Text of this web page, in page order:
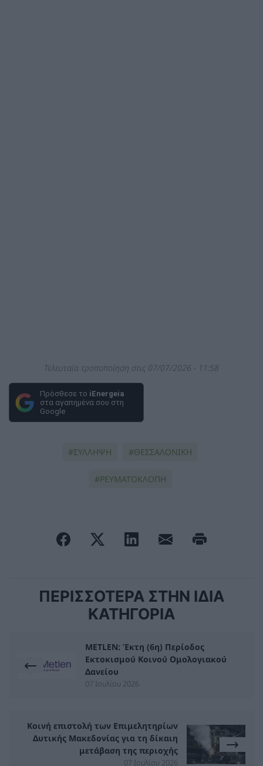
Τελευταία τροποποίηση στις 07/07/2026 - 11:58
Πρόσθεσε το iEnergeia
στα αγαπημένα σου στη
Google
ΣΥΛΛΗΨΗ ΘΕΣΣΑΛΟΝΙΚΗ
ΡΕΥΜΑΤΟΚΛΟΠΗ
ΠΕΡΙΣΣΟΤΕΡΑ ΣΤΗΝ ΙΔΙΑ
ΚΑΤΗΓΟΡΙΑ
ΜETLEN: Έκτη (6η) Περίοδος
Εκτοκισμού Κοινού Ομολογιακού
Δανείου
07 Ιουλίου 2026
Κοινή επιστολή των Επιμελητηρίων
Δυτικής Μακεδονίας για τη δίκαιη
μετάβαση της περιοχής
07 Ιουλίου 2026